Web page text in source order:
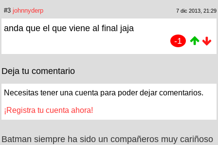
#3 johnnyderp 7 dic 2013, 21:29
anda que el que viene al final jaja
-1
Deja tu comentario
Necesitas tener una cuenta para poder dejar comentarios.
¡Registra tu cuenta ahora!
Batman siempre ha sido un compañeros muy cariñoso